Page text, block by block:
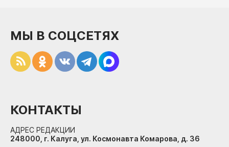
МЫ В СОЦСЕТЯХ
КОНТАКТЫ
АДРЕС РЕДАКЦИИ
248000, г. Калуга, ул. Космонавта Комарова, д. 36